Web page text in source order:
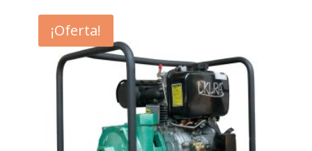
$120,702.00.
¡Oferta!